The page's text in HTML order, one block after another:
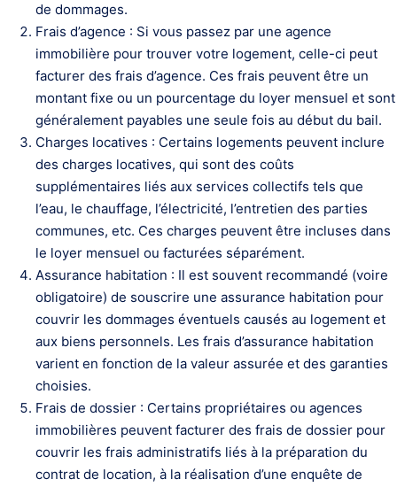
de dommages.
Frais d’agence : Si vous passez par une agence
immobilière pour trouver votre logement, celle-ci peut
facturer des frais d’agence. Ces frais peuvent être un
montant fixe ou un pourcentage du loyer mensuel et sont
généralement payables une seule fois au début du bail.
Charges locatives : Certains logements peuvent inclure
des charges locatives, qui sont des coûts
supplémentaires liés aux services collectifs tels que
l’eau, le chauffage, l’électricité, l’entretien des parties
communes, etc. Ces charges peuvent être incluses dans
le loyer mensuel ou facturées séparément.
Assurance habitation : Il est souvent recommandé (voire
obligatoire) de souscrire une assurance habitation pour
couvrir les dommages éventuels causés au logement et
aux biens personnels. Les frais d’assurance habitation
varient en fonction de la valeur assurée et des garanties
choisies.
Frais de dossier : Certains propriétaires ou agences
immobilières peuvent facturer des frais de dossier pour
couvrir les frais administratifs liés à la préparation du
contrat de location, à la réalisation d’une enquête de